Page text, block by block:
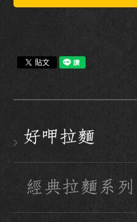
好呷拉麵
經典拉麵系列